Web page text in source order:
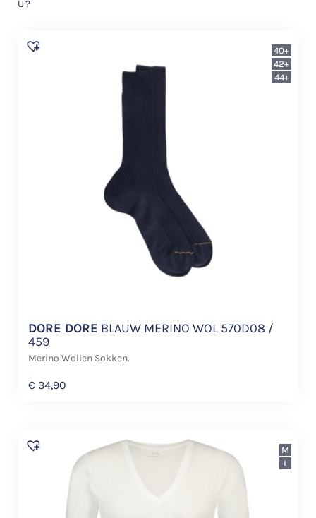
U?
DORE DORE BLAUW MERINO WOL 570D08 /
459
Merino Wollen Sokken.
€ 34,90
40+
42+
44+
M
L